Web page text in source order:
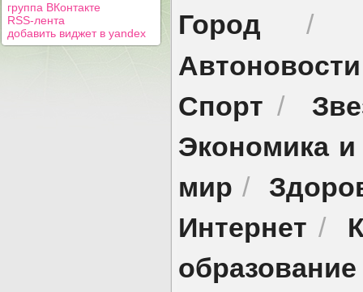
группа ВКонтакте
RSS-лента
добавить виджет в yandex
Город /
Автоновости
Спорт /
Экономика
мир /
Интернет /
образование